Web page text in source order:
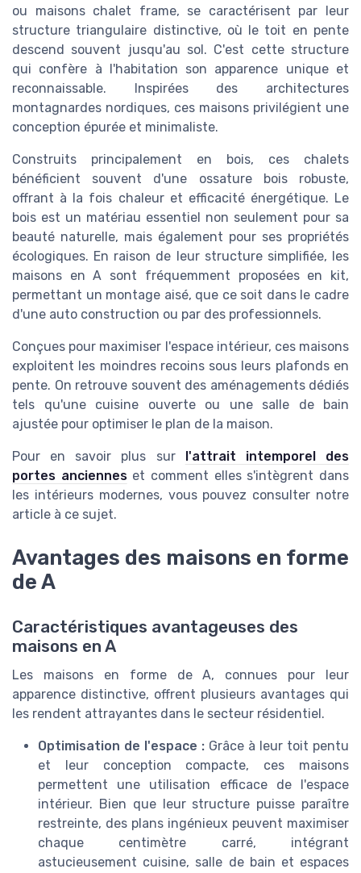
ou maisons chalet frame, se caractérisent par leur
structure triangulaire distinctive, où le toit en pente
descend souvent jusqu'au sol. C'est cette structure
qui confère à l'habitation son apparence unique et
reconnaissable. Inspirées des architectures
montagnardes nordiques, ces maisons privilégient une
conception épurée et minimaliste.
Construits principalement en bois, ces chalets
bénéficient souvent d'une ossature boisrobuste,
offrant à la fois chaleur et efficacité énergétique. Le
bois est un matériau essentiel non seulement pour sa
beauté naturelle, mais également pour ses propriétés
écologiques. En raison de leur structuresimplifiée, les
maisons en A sont fréquemment proposées en kit,
permettant un montage aisé, que ce soit dans le cadre
d'une auto construction ou par des professionnels.
Conçues pour maximiser l'espaceintérieur, ces maisons
exploitent les moindres recoins sous leurs plafonds en
pente. On retrouve souvent des aménagements dédiés
tels qu'une cuisine ouverte ou une salle de bain
ajustée pour optimiser le plan de la maison.
Pour en savoir plus sur l'attrait intemporel des
portes ancienneset comment elles s'intègrent dans
les intérieursmodernes, vous pouvez consulter notre
article à ce sujet.
Avantages des maisons en forme
de A
Caractéristiques avantageuses des
maisons en A
Les maisons en forme de A, connues pour leur
apparence distinctive, offrent plusieurs avantages qui
les rendent attrayantes dans le secteur résidentiel.
Optimisation de l'espace : Grâce à leur toit pentu
et leur conception compacte, ces maisons
permettent une utilisation efficace de l'espace
intérieur. Bien que leur structure puisse paraître
restreinte, des plans ingénieux peuvent maximiser
chaque centimètre carré, intégrant
astucieusement cuisine, salle de bain et espaces